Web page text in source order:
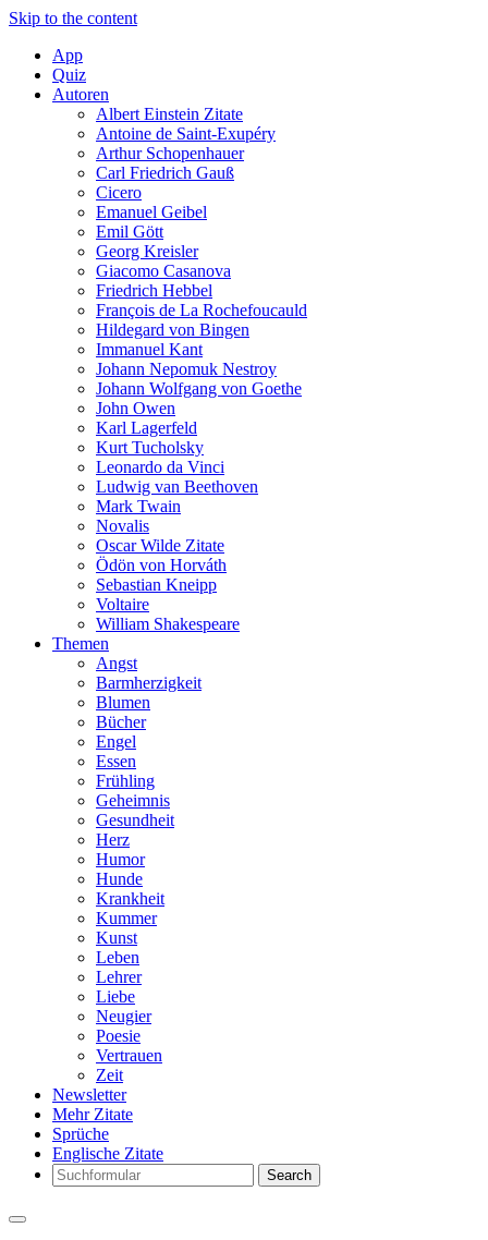
Skip to the content
App
Quiz
Autoren
Albert Einstein Zitate
Antoine de Saint-Exupéry
Arthur Schopenhauer
Carl Friedrich Gauß
Cicero
Emanuel Geibel
Emil Gött
Georg Kreisler
Giacomo Casanova
Friedrich Hebbel
François de La Rochefoucauld
Hildegard von Bingen
Immanuel Kant
Johann Nepomuk Nestroy
Johann Wolfgang von Goethe
John Owen
Karl Lagerfeld
Kurt Tucholsky
Leonardo da Vinci
Ludwig van Beethoven
Mark Twain
Novalis
Oscar Wilde Zitate
Ödön von Horváth
Sebastian Kneipp
Voltaire
William Shakespeare
Themen
Angst
Barmherzigkeit
Blumen
Bücher
Engel
Essen
Frühling
Geheimnis
Gesundheit
Herz
Humor
Hunde
Krankheit
Kummer
Kunst
Leben
Lehrer
Liebe
Neugier
Poesie
Vertrauen
Zeit
Newsletter
Mehr Zitate
Sprüche
Englische Zitate
Search